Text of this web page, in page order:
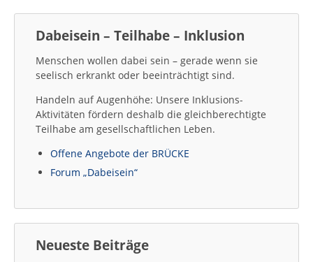
Dabeisein – Teilhabe – Inklusion
Menschen wollen dabei sein – gerade wenn sie
seelisch erkrankt oder beeinträchtigt sind.
Handeln auf Augenhöhe: Unsere Inklusions-
Aktivitäten fördern deshalb die gleichberechtigte
Teilhabe am gesellschaftlichen Leben.
Offene Angebote der BRÜCKE
Forum „Dabeisein“
Neueste Beiträge